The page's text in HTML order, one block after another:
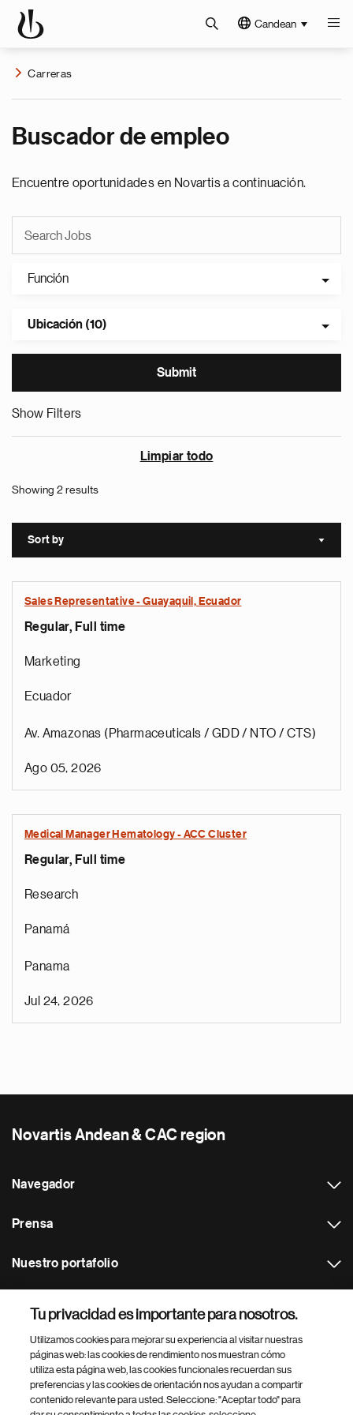
Candean
Carreras
Buscador de empleo
Encuentre oportunidades en Novartis a continuación.
Función
Ubicación (10)
Show Filters
Limpiar todo
Showing 2 results
Sort by Sort
Sales Representative - Guayaquil, Ecuador
Regular, Full time
Marketing
Ecuador
Av. Amazonas (Pharmaceuticals / GDD / NTO / CTS)
Ago 05, 2026
Medical Manager Hematology - ACC Cluster
Regular, Full time
Research
Panamá
Panama
Jul 24, 2026
Novartis Andean & CAC region
Navegador
Prensa
Nuestro portafolio
Footer Site Search
Tu privacidad es importante para nosotros.
Utilizamos cookies para mejorar su experiencia al visitar nuestras
páginas web: las cookies de rendimiento nos muestran cómo
utiliza esta página web, las cookies funcionales recuerdan sus
preferencias y las cookies de orientación nos ayudan a compartir
contenido relevante para usted. Seleccione: "Aceptar todo" para